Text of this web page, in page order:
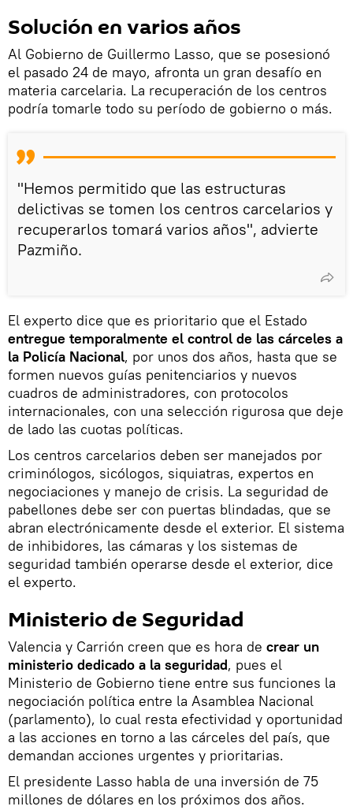
Solución en varios años
Al Gobierno de Guillermo Lasso, que se posesionó
el pasado 24 de mayo, afronta un gran desafío en
materia carcelaria. La recuperación de los centros
podría tomarle todo su período de gobierno o más.
"Hemos permitido que las estructuras
delictivas se tomen los centros carcelarios y
recuperarlos tomará varios años", advierte
Pazmiño.
El experto dice que es prioritario que el Estado
entregue temporalmente el control de las cárceles a
la Policía Nacional, por unos dos años, hasta que se
formen nuevos guías penitenciarios y nuevos
cuadros de administradores, con protocolos
internacionales, con una selección rigurosa que deje
de lado las cuotas políticas.
Los centros carcelarios deben ser manejados por
criminólogos, sicólogos, siquiatras, expertos en
negociaciones y manejo de crisis. La seguridad de
pabellones debe ser con puertas blindadas, que se
abran electrónicamente desde el exterior. El sistema
de inhibidores, las cámaras y los sistemas de
seguridad también operarse desde el exterior, dice
el experto.
Ministerio de Seguridad
Valencia y Carrión creen que es hora de crear un
ministerio dedicado a la seguridad, pues el
Ministerio de Gobierno tiene entre sus funciones la
negociación política entre la Asamblea Nacional
(parlamento), lo cual resta efectividad y oportunidad
a las acciones en torno a las cárceles del país, que
demandan acciones urgentes y prioritarias.
El presidente Lasso habla de una inversión de 75
millones de dólares en los próximos dos años.